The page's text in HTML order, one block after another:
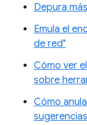
Depura
Emula el
de red"
Cómo ver
sobre
Cómo